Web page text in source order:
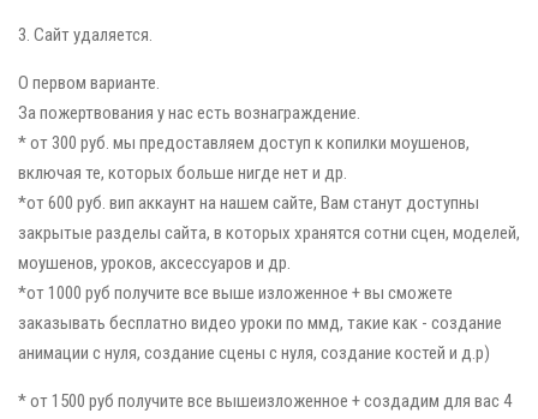
3. Сайт удаляется.
О первом варианте.
За пожертвования у нас есть вознаграждение.
* от 300 руб. мы предоставляем доступ к копилки моушенов,
включая те, которых больше нигде нет и др.
*от 600 руб. вип аккаунт на нашем сайте, Вам станут доступны
закрытые разделы сайта, в которых хранятся сотни сцен, моделей,
моушенов, уроков, аксессуаров и др.
*от 1000 руб получите все выше изложенное + вы сможете
заказывать бесплатно видео уроки по ммд, такие как - создание
анимации с нуля, создание сцены с нуля, создание костей и д.р)
* от 1500 руб получите все вышеизложенное + создадим для вас 4